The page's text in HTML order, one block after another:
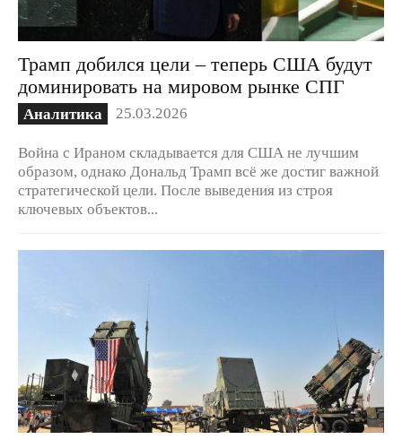
Трамп добился цели – теперь США будут
доминировать на мировом рынке СПГ
Аналитика 25.03.2026
Война с Ираном складывается для США не лучшим
образом, однако Дональд Трамп всё же достиг важной
стратегической цели. После выведения из строя
ключевых объектов...